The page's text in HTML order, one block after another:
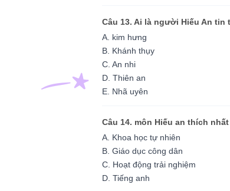
Câu 13. Ai là người Hiếu An
A. kim hưng
B. Khánh thụy
C. An nhi
D. Thiên an
E. Nhã uyên
Câu 14. môn Hiếu an thích
A. Khoa học tự nhiên
B. Giáo dục công dân
C. Hoạt động trải nghiệm
D. Tiếng anh